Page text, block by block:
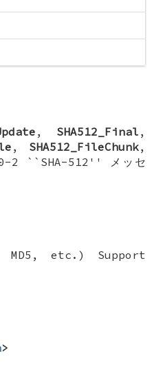
, SHA512_Final ,
, SHA512_FileChunk,
2 ``SHA-512'' メッセ
MD5, etc.) Support
>